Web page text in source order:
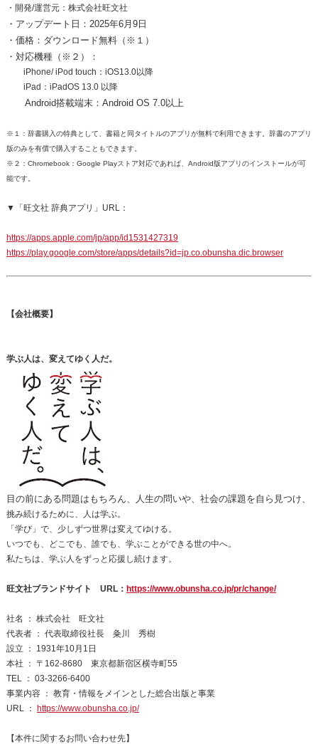
・開発/運営元：株式会社旺文社
・アップデート日：2025年6月9日
・価格：ダウンロード無料（※１）
・対応機種（※２）：
iPhone/ iPod touch：iOS13.0以降
iPad：iPadOS 13.0 以降
Android搭載端末：Android OS 7.0以上
※１：辞書購入の特典として、書籍と同タイトルのアプリが無料で利用できます。辞書のアプリ
版のみを有償で購入することもできます。
※２：Chromebook：Google Playストア対応であれば、Android版アプリのインストールが可
能です。
▼「旺文社 辞典アプリ」URL：
https://apps.apple.com/jp/app/id1531427319
https://play.google.com/store/apps/details?id=jp.co.obunsha.dic.browser
【会社概要】
学ぶ人は、変えてゆく人だ。
目の前にある問題はもちろん、人生の問いや、社会の課題を自ら見つけ、
挑み続けるために、人は学ぶ。
「学び」で、少しずつ世界は変えてゆける。
いつでも、どこでも、誰でも、学ぶことができる世の中へ。
私たちは、学ぶ人をずっと応援し続けます。
旺文社ブランドサイト URL： https://www.obunsha.co.jp/pr/change/
社名 ： 株式会社 旺文社
代表者 ： 代表取締役社長 粂川 秀樹
設立 ： 1931年10月1日
本社 ： 〒162-8680 東京都新宿区横寺町55
TEL ： 03-3266-6400
事業内容 ： 教育・情報をメインとした総合出版と事業
URL ： https://www.obunsha.co.jp/
【本件に関するお問い合わせ先】